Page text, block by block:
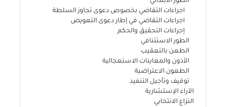
اجراءات التقاضي بخصوص دعوى تجاوز السلطة
اجراءات التقاضي في إطار دعوى التعويض
إجراءات التحقيق والحكم
الطور الاستئنافي
الطعن بالتعقيب
الأذون والمعاينات الاستعجالية
الطعون الاعتراضية
توقيف وتأجيل التنفيذ
الآراء الإستشارية
النزاع الانتخابي